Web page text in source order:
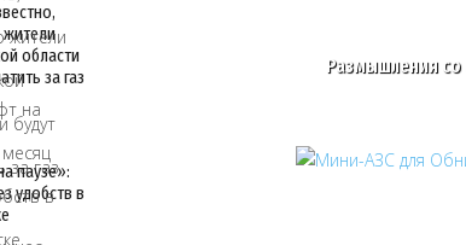
жители
области
за газ
паузе»:
удобств в
Размышления со